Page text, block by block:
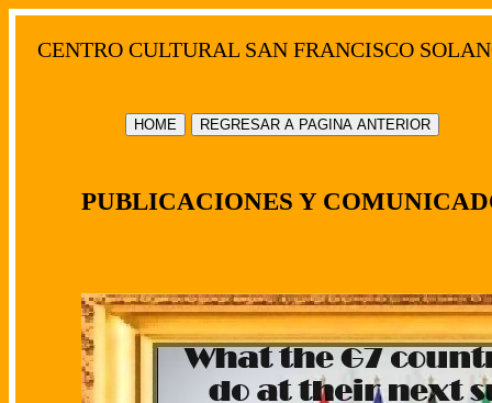
CENTRO CULTURAL SAN FRANCISCO
HOME REGRESAR A PAGINA ANTERIOR
PUBLICACIONES Y